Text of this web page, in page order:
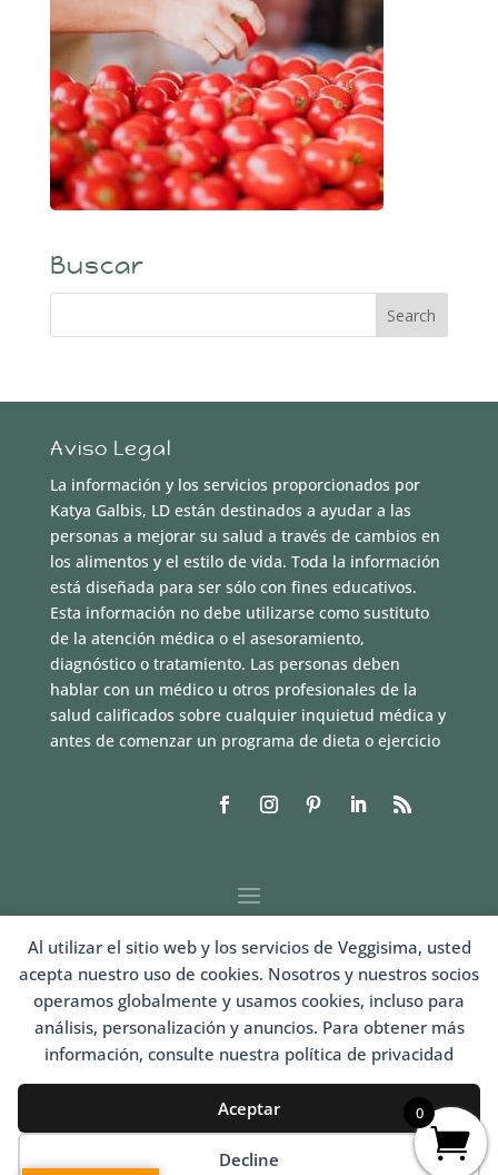
Al utilizar el sitio web y los servicios de Veggisima, usted
acepta nuestro uso de cookies. Nosotros y nuestros socios
operamos globalmente y usamos cookies, incluso para
análisis, personalización y anuncios. Para obtener más
información, consulte nuestra política de privacidad
Aceptar
Decline
Buscar
Aviso Legal
La información y los servicios proporcionados por
Katya Galbis, LD están destinados a ayudar a las
personas a mejorar su salud a través de cambios en
los alimentos y el estilo de vida. Toda la información
está diseñada para ser sólo con fines educativos.
Esta información no debe utilizarse como sustituto
de la atención médica o el asesoramiento,
diagnóstico o tratamiento. Las personas deben
hablar con un médico u otros profesionales de la
salud calificados sobre cualquier inquietud médica y
antes de comenzar un programa de dieta o ejercicio
0